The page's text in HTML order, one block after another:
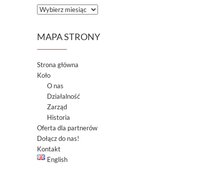
A
h
i
w
a
MAPA STRONY
Strona główna
Koło
O nas
Działalność
Zarząd
Historia
Oferta dla partnerów
Dołącz do nas!
Kontakt
English